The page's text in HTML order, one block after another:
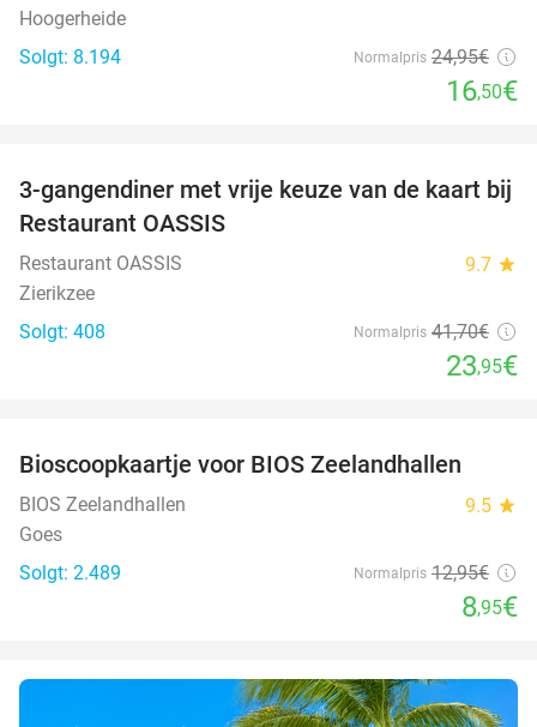
Hoogerheide
Solgt: 8.194
Normalpris 24,95€
16,50€
43%
3-gangendiner met vrije keuze van de kaart bij
Restaurant OASSIS
Restaurant OASSIS 9.7 star
Zierikzee
Solgt: 408
Normalpris 41,70€
23,95€
Bioscoopkaartje voor BIOS Zeelandhallen
BIOS Zeelandhallen 9.5 star
Goes
Solgt: 2.489
Normalpris 12,95€
8,95€